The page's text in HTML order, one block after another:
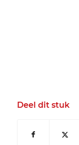
Deel dit stuk